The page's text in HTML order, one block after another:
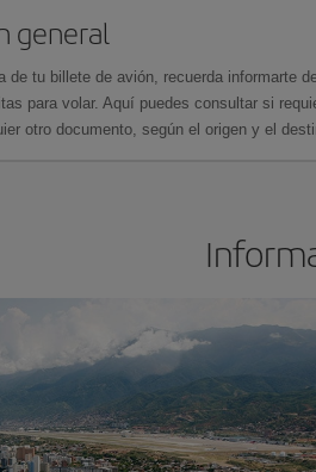
general
de tu billete de avión, recuerda informarte
para volar. Aquí puedes consultar si
otro documento, según el origen y el